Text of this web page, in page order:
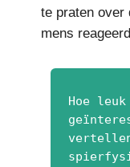
te praten over
mens
Hoe